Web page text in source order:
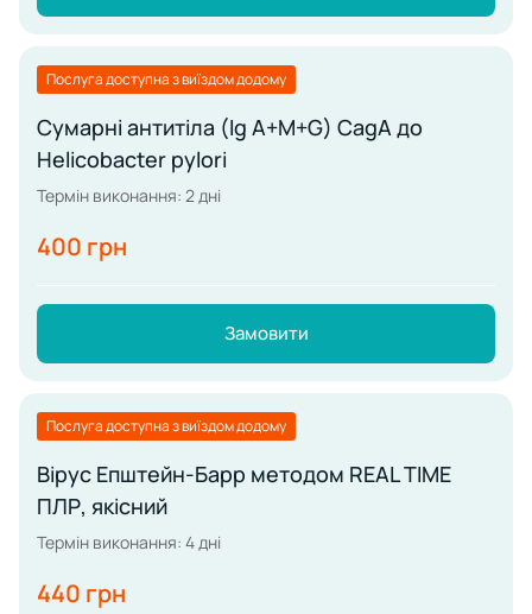
Послуга доступна з виїздом додому
Сумарні антитіла (Ig А+М+G) CagA до
Helicobacter pylori
Термін виконання: 2 дні
400 грн
Замовити
Послуга доступна з виїздом додому
Вірус Епштейн-Барр методом REAL TIME
ПЛР, якісний
Термін виконання: 4 дні
440 грн